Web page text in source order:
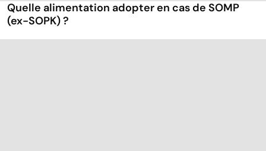
Quelle alimentation adopter en cas de SOMP
(ex-SOPK) ?